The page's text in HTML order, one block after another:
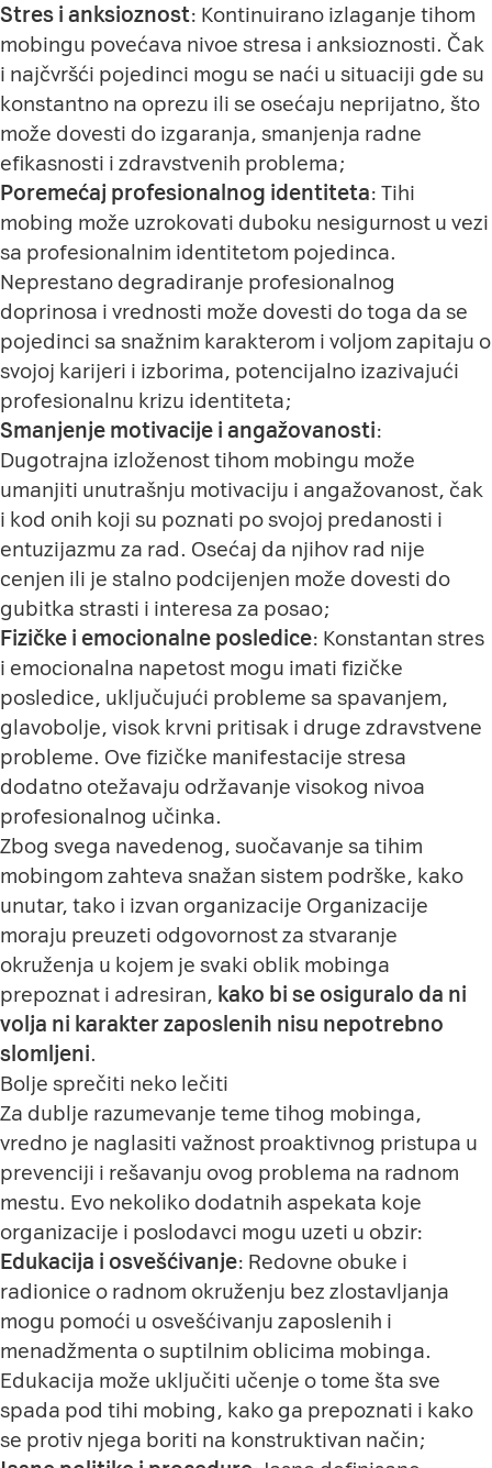
Stres i anksioznost: Kontinuirano izlaganje tihom
mobingu povećava nivoe stresa i anksioznosti. Čak
i najčvršći pojedinci mogu se naći u situaciji gde su
konstantno na oprezu ili se osećaju neprijatno, što
može dovesti do izgaranja, smanjenja radne
efikasnosti i zdravstvenih problema;
Poremećaj profesionalnog identiteta: Tihi
mobing može uzrokovati duboku nesigurnost u vezi
sa profesionalnim identitetom pojedinca.
Neprestano degradiranje profesionalnog
doprinosa i vrednosti može dovesti do toga da se
pojedinci sa snažnim karakterom i voljom zapitaju o
svojoj karijeri i izborima, potencijalno izazivajući
profesionalnu krizu identiteta;
Smanjenje motivacije i angažovanosti:
Dugotrajna izloženost tihom mobingu može
umanjiti unutrašnju motivaciju i angažovanost, čak
i kod onih koji su poznati po svojoj predanosti i
entuzijazmu za rad. Osećaj da njihov rad nije
cenjen ili je stalno podcijenjen može dovesti do
gubitka strasti i interesa za posao;
Fizičke i emocionalne posledice: Konstantan stres
i emocionalna napetost mogu imati fizičke
posledice, uključujući probleme sa spavanjem,
glavobolje, visok krvni pritisak i druge zdravstvene
probleme. Ove fizičke manifestacije stresa
dodatno otežavaju održavanje visokog nivoa
profesionalnog učinka.
Zbog svega navedenog, suočavanje sa tihim
mobingom zahteva snažan sistem podrške, kako
unutar, tako i izvan organizacije Organizacije
moraju preuzeti odgovornost za stvaranje
okruženja u kojem je svaki oblik mobinga
prepoznat i adresiran, kako bi se osiguralo da ni
volja ni karakter zaposlenih nisu nepotrebno
slomljeni.
Bolje sprečiti neko lečiti
Za dublje razumevanje teme tihog mobinga,
vredno je naglasiti važnost proaktivnog pristupa u
prevenciji i rešavanju ovog problema na radnom
mestu. Evo nekoliko dodatnih aspekata koje
organizacije i poslodavci mogu uzeti u obzir:
Edukacija i osvešćivanje: Redovne obuke i
radionice o radnom okruženju bez zlostavljanja
mogu pomoći u osvešćivanju zaposlenih i
menadžmenta o suptilnim oblicima mobinga.
Edukacija može uključiti učenje o tome šta sve
spada pod tihi mobing, kako ga prepoznati i kako
se protiv njega boriti na konstruktivan način;